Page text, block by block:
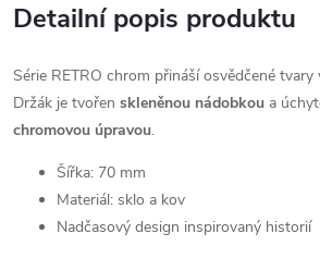
Detailní popis produktu
Série RETRO chrom přináší osvědčené
Držák je tvořen skleněnou nádobkou a
chromovou úpravou.
Šířka: 70 mm
Materiál: sklo a kov
Nadčasový design inspirovaný historií